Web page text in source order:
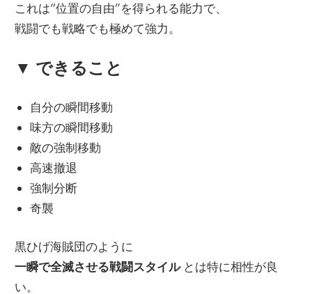
これは“位置の自由”を得られる能力で、
戦闘でも戦略でも極めて強力。
▼ できること
自分の瞬間移動
味方の瞬間移動
敵の強制移動
高速撤退
強制分断
奇襲
黒ひげ海賊団のように
一瞬で全滅させる戦闘スタイルとは特に相性が良
い。